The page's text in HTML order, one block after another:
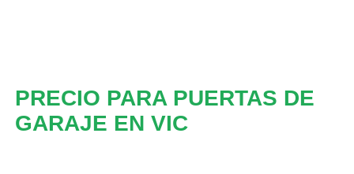
PRECIO PARA PUERTAS DE
GARAJE EN VIC